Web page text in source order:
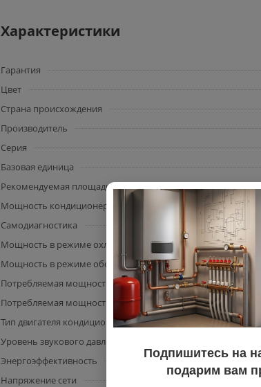
Характеристики
Гарантия
Цвет
Страна происхождения
Производитель
Серия
Базовая единица
Рекомендуемая площадь, м²
Мощность кондиционера
Самодиагностика
Мощность в режиме охлаждения, Вт.
Мощность в режиме обогрева, Вт.
Потребляемая мощность при охлаждении, Вт.
Потребляемая мощность при обогреве, Вт.
Тип двигателя кондиционера
Уровень звукового давления [дБ(А)]
Энергоэффективность
Напряжение сети
Подпишитесь на
подарим вам